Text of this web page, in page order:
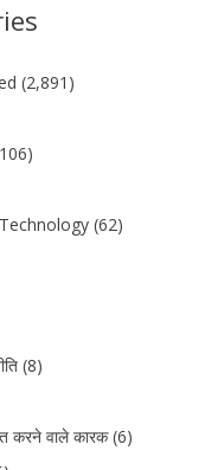
(2,891)
(62)
(8)
करने वाले कारक (6)